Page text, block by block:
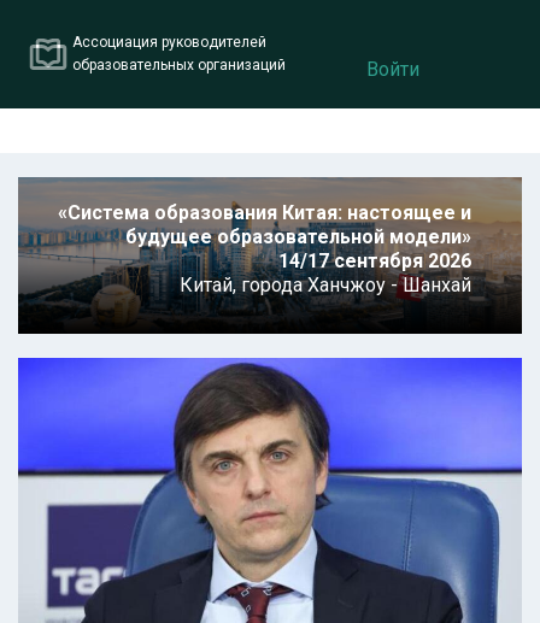
Ассоциация руководителей
образовательных организаций
Войти
«Система образования Китая: настоящее и
будущее образовательной модели»
14/17 сентября 2026
Китай,города Ханчжоу - Шанхай